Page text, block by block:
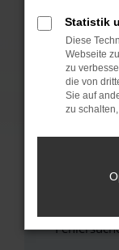
sind.
Veraltete
führen,
Wende
Wenn du
hast,
uns
Statistik
Diese
Webseite
zu
die von
Sie auf
zu